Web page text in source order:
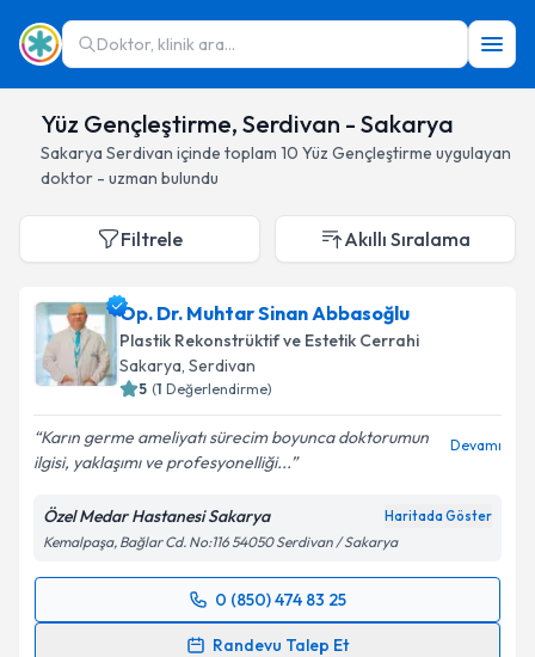
Doktor, klinik ara...
Yüz Gençleştirme, Serdivan - Sakarya
Sakarya Serdivan içinde toplam 10 Yüz Gençleştirme uygulayan
doktor - uzman bulundu
Filtrele Akıllı Sıralama
Op. Dr. Muhtar Sinan Abbasoğlu
Plastik Rekonstrüktif ve Estetik Cerrahi
Sakarya, Serdivan
5 (1 Değerlendirme)
Karın germe ameliyatı sürecim boyunca doktorumun
ilgisi, yaklaşımı ve profesyonelliği...
Devamı
Özel Medar Hastanesi Sakarya Haritada Göster
Kemalpaşa, Bağlar Cd. No:116 54050 Serdivan / Sakarya
0 (850) 474 83 25
Randevu Talep Et
Randevu Takvimi Talebi